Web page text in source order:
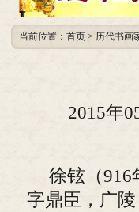
当前位置： 首页 > 历代书画
2015年
徐铉（916
字鼎臣，广